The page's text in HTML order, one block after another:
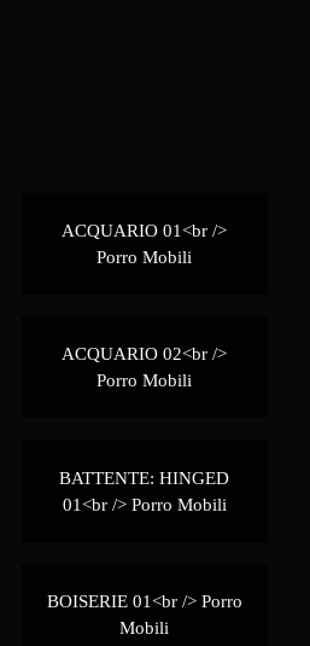
ACQUARIO 01<br />
Porro Mobili
ACQUARIO 02<br />
Porro Mobili
BATTENTE: HINGED
01<br /> Porro Mobili
BOISERIE 01<br /> Porro
Mobili